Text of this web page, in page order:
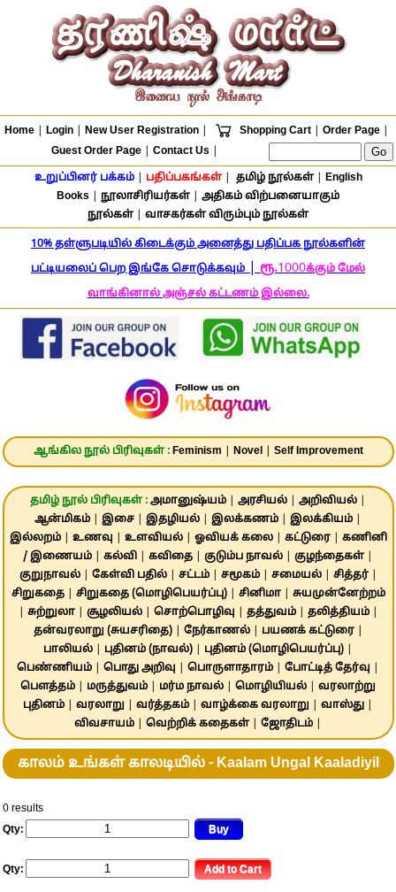
Home Login New User Registration Shopping Cart Order Page
Guest Order Page| Contact Us
உறுப்பினர் பக்கம்| பதிப்பகங்கள்| தமிழ் நூல்கள்| English
Books
நூலாசிரியர்கள்| அதிகம் விற்பனையாகும்
நூல்கள்| வாசகர்கள் விரும்பும் நூல்கள்
10% தள்ளுபடியில் கிடைக்கும் அனைத்து பதிப்பக நூல்களின்
பட்டியலைப் பெற இங்கே சொடுக்கவும்|ரூ.1000க்கும் மேல்
வாங்கினால் அஞ்சல் கட்டணம் இல்லை.
ஆங்கில நூல் பிரிவுகள் : Feminism Novel| Self Improvement
தமிழ் நூல் பிரிவுகள் : அமானுஷ்யம் அரசியல் அறிவியல்
ஆன்மிகம்
இசை இதழியல் இலக்கணம் இலக்கியம்
இல்லறம்| உணவு உளவியல்| ஓவியக் கலை| கட்டுரை| கணினி
/ இணையம்
கல்வி கவிதை குடும்ப நாவல் குழந்தைகள்|
குறுநாவல்| கேள்வி பதில்| சட்டம்| சமூகம்| சமையல்| சித்தர்|
சிறுகதை| சிறுகதை (மொழிபெயர்ப்பு)| சினிமா| சுயமுன்னேற்றம்
சுற்றுலா| சூழலியல்| சொற்பொழிவு தத்துவம்| தலித்தியம்|
தன்வரலாறு (சுயசரிதை)| நேர்காணல்| பயணக் கட்டுரை|
பாலியல்
புதினம் (நாவல்) புதினம் (மொழிபெயர்ப்பு)
பெண்ணியம்
பொது அறிவு பொருளாதாரம் போட்டித் தேர்வு
பௌத்தம்
மருத்துவம் மர்ம நாவல் மொழியியல்
வரலாற்று
புதினம்
வரலாறு வர்த்தகம் வாழ்க்கை வரலாறு வாஸ்து
விவசாயம்
வெற்றிக் கதைகள்| ஜோதிடம்
காலம் உங்கள் காலடியில் - Kaalam Ungal Kaaladiyil
0 results
Qty:
Qty: